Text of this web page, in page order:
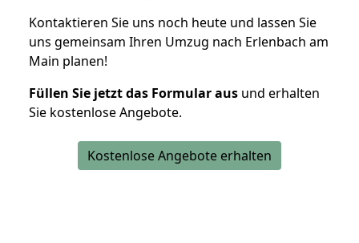
Kontaktieren Sie uns noch heute und lassen Sie
uns gemeinsam Ihren Umzug nach Erlenbach am
Main planen!
Füllen Sie jetzt das Formular aus und erhalten
Sie kostenlose Angebote.
Kostenlose Angebote erhalten